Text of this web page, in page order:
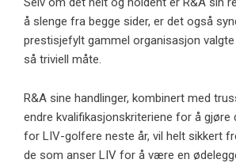
å slenge fra begge sider, er det også
prestisjefylt gammel organisasjon
så triviell måte.
R&A sine handlinger, kombinert med
endre kvalifikasjonskriteriene for å gjøre
for LIV-golfere neste år, vil helt sikkert
de som anser LIV for å være en